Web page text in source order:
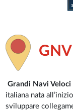
Grandi Navi Veloci
italiana nata
sviluppare